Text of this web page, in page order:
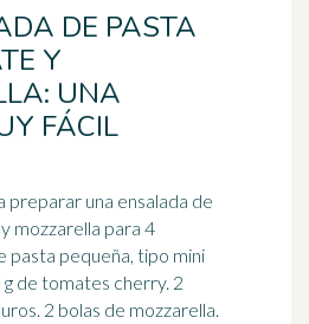
DE PASTA
Y
UNA
FÁCIL
preparar una ensalada de
mozzarella para 4
de tomates cherry. 2
2 bolas de mozzarella.